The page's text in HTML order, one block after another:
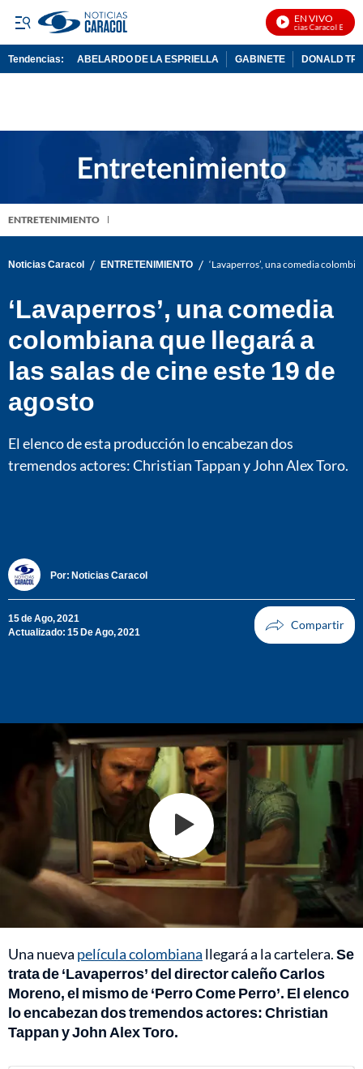
EN VIVO
Noticias Caracol En Vivo
Tendencias: ABELARDO DE LA ESPRIELLA GABINETE DONALD
ENTRETENIMIENTO
Noticias Caracol / ENTRETENIMIENTO / ‘Lavaperros’, una comedia
‘Lavaperros’, una comedia
colombiana que llegará a
las salas de cine este 19 de
agosto
El elenco de esta producción lo encabezan dos
tremendos actores: Christian Tappan y John Alex Toro.
Por: Noticias Caracol
15 de Ago, 2021
Actualizado: 15 De Ago, 2021
Una nueva película colombiana llegará a la cartelera.Se
trata de ‘Lavaperros’ del director caleño Carlos
Moreno, el mismo de ‘Perro Come Perro’. El elenco
lo encabezan dos tremendos actores: Christian
Tappan y John Alex Toro.